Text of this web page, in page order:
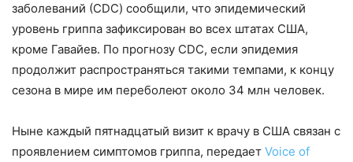
заболеваний (СDC) сообщили, что эпидемический
уровень гриппа зафиксирован во всех штатах США,
кроме Гавайев. По прогнозу СDC, если эпидемия
продолжит распространяться такими темпами, к концу
сезона в мире им переболеют около 34 млн человек.
Ныне каждый пятнадцатый визит к врачу в США связан с
проявлением симптомов гриппа, передает Voice of